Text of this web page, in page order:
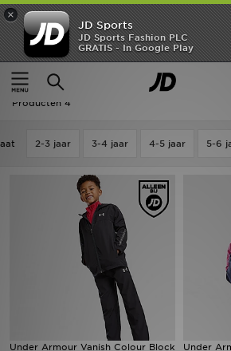
×
JD Sports
JD Sports Fashion PLC
GRATIS - In Google Play
Thuis
Kids Kinderkleding (3-7 jaar)
Kids - Under Armour
Producten 4
2-3 jaar 3-4 jaar 4-5 jaar 5-6
Under Armour Vanish Colour Block
Under
New In
Heren
Dames